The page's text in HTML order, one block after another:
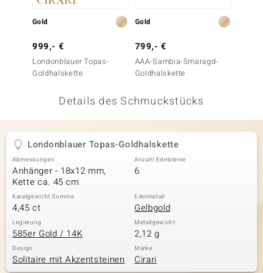
Collection
Gold
999,- €
Londonblauer Topas-
Goldhalskette
Gold
799,- €
AAA-Sambia-Smaragd-
Goldhalskette
Details des Schmuckstücks
Londonblauer Topas-Goldhalskette
Abmessungen
Anhänger - 18x12 mm,
Kette ca. 45 cm
Anzahl Edelsteine
6
Karatgewicht Summe
4,45 ct
Edelmetall
Gelbgold
Legierung
585er Gold / 14K
Metallgewicht
2,12 g
Design
Solitaire mit Akzentsteinen
Marke
Cirari